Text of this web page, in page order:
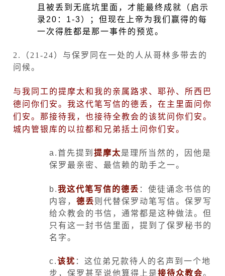
且被丢到无底坑里面，才能最终成就（启示
录 20 ： 1-3）；但现在上帝为我们赢得的每
一次得胜都是那一事件的预览。
2. （ 21-24）与保罗同在一处的人从哥林多带去的
问候。
与我同工的提摩太和我的亲属路求、耶孙、所西巴
德问你们安。我这代笔写信的德丢，在主里面问你
们安。那接待我，也接待全教会的该犹问你们安。
城内管银库的以拉都和兄弟括土问你们安。
a.首先提到 提摩太是理所当然的，因他是
保罗最亲密、最信赖的助手之一。
b.我这代笔写信的德丢 ：使徒诵念书信的
内容， 德丢则代替保罗动笔写信。保罗写
给众教会的书信，通常都是这种做法。但
只有这一封书信里面，提到了保罗秘书的
名字。
c.该犹 ：这位弟兄款待人的名声到一个地
步，保罗甚至说他算得上是接待众教会。